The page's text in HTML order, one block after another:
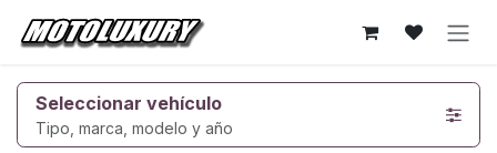
Ir al contenido
Seleccionar vehículo
Tipo, marca, modelo y año